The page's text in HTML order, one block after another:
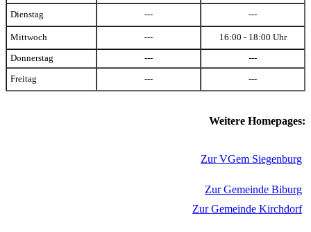
Dienstag --- ---
Mittwoch --- 16:00 - 18:00 Uhr
Donnerstag --- ---
Freitag --- ---
Weitere Homepages:
Zur VGem Siegenburg
Zur Gemeinde Biburg
Zur Gemeinde Kirchdorf